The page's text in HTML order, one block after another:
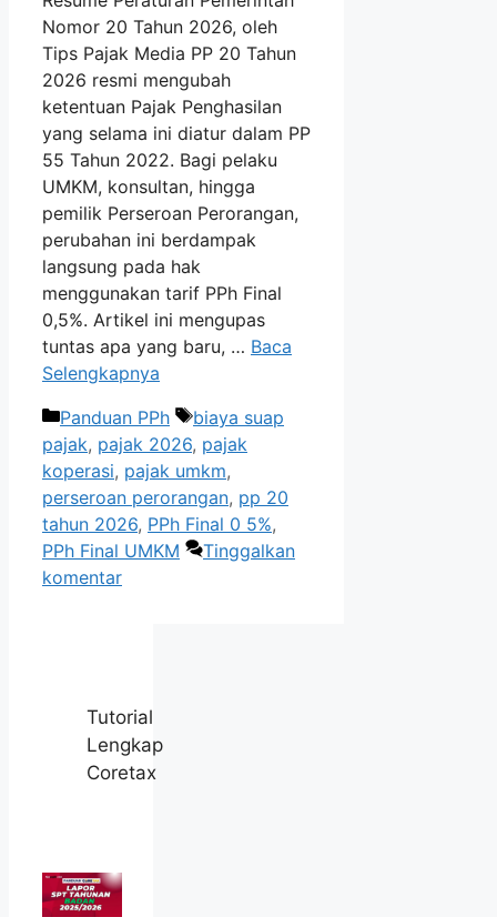
Nomor 20 Tahun 2026, oleh
Tips Pajak Media PP 20 Tahun
2026 resmi mengubah
ketentuan Pajak Penghasilan
yang selama ini diatur dalam PP
55 Tahun 2022. Bagi pelaku
UMKM, konsultan, hingga
pemilik Perseroan Perorangan,
perubahan ini berdampak
langsung pada hak
menggunakan tarif PPh Final
0,5%. Artikel ini mengupas
tuntas apa yang baru, … Baca
Selengkapnya
Kategori
Panduan PPh Tag
biaya suap
pajak, pajak 2026, pajak
koperasi, pajak umkm,
perseroan perorangan, pp 20
tahun 2026, PPh Final 0 5%,
PPh Final UMKM
Tinggalkan
komentar
Tutorial
Lengkap
Coretax